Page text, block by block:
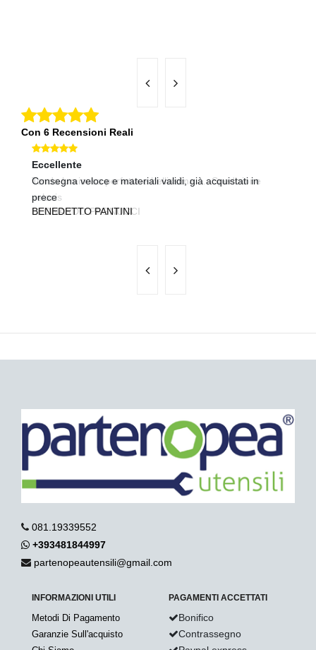
Con 6 Recensioni Reali
Eccellente
Tenda luminosa perfetta e bellissima..... Spedizione
velocis
LEONARDO PAGNUCCI
Eccellente
Consegna veloce e materiali validi, già acquistati in
prece
BENEDETTO PANTINI
081.19339552
+393481844997
partenopeautensili@gmail.com
INFORMAZIONI UTILI
Metodi Di Pagamento
Garanzie Sull'acquisto
PAGAMENTI ACCETTATI
Bonifico
Contrassegno